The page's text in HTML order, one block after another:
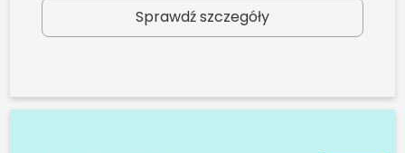
Sprawdź szczegóły